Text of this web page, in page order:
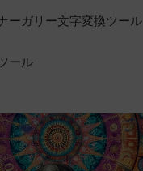
ーガリー文字変換ツール
ール